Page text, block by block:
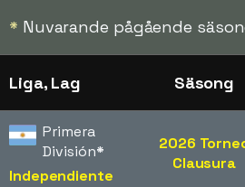
* Nuvarande pågående
Liga, Lag Säsong
Primera
División*
Independiente
2026
Clausura